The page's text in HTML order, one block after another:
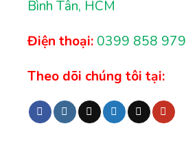
Bình Tân, HCM
Điện thoại: 0399 858 979
Theo dõi chúng tôi tại: